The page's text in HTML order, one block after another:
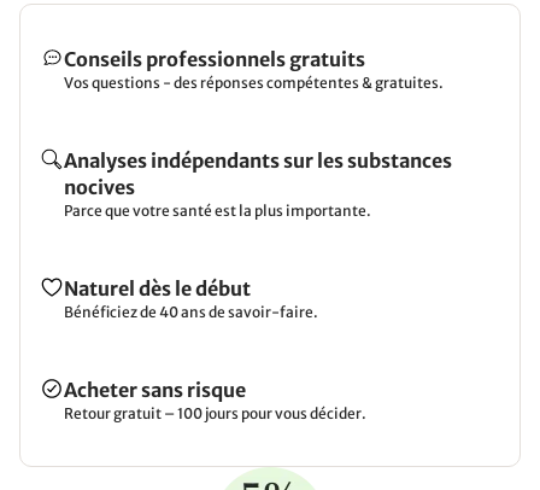
Conseils professionnels gratuits
Vos questions - des réponses compétentes & gratuites.
Analyses indépendants sur les substances
nocives
Parce que votre santé est la plus importante.
Naturel dès le début
Bénéficiez de 40 ans de savoir-faire.
Acheter sans risque
Retour gratuit – 100 jours pour vous décider.